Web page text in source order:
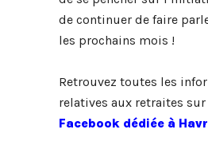
de continuer de faire
les prochains mois !
Retrouvez toutes les
relatives aux retraites sur
Facebook dédiée à